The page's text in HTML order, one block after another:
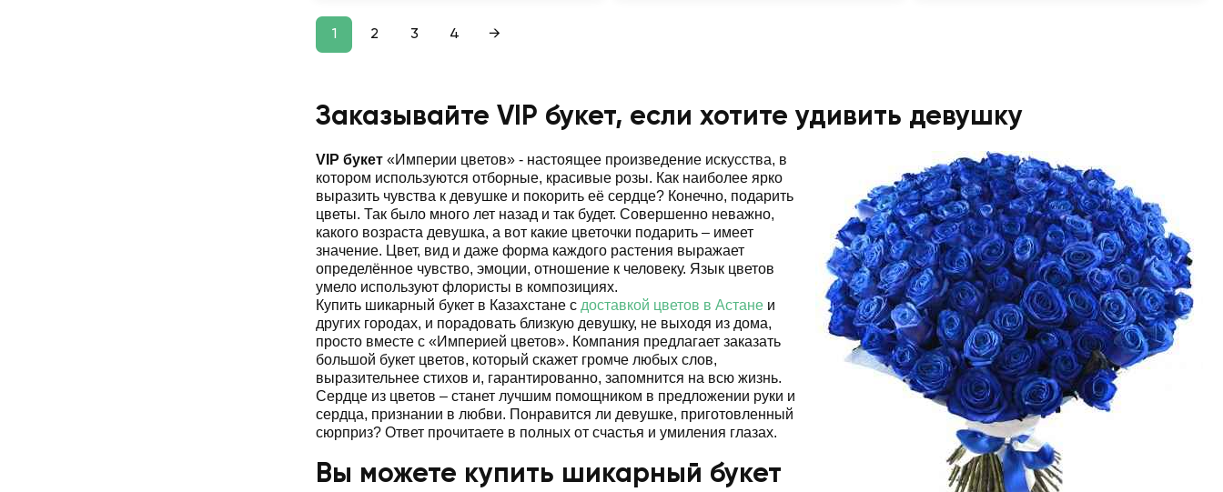
1 2 3 4 →
Заказывайте VIP букет, если хотите удивить девушку
VIP букет «Империи цветов» - настоящее произведение искусства, в
котором используются отборные, красивые розы. Как наиболее ярко
выразить чувства к девушке и покорить её сердце? Конечно, подарить
цветы. Так было много лет назад и так будет. Совершенно неважно,
какого возраста девушка, а вот какие цветочки подарить – имеет
значение. Цвет, вид и даже форма каждого растения выражает
определённое чувство, эмоции, отношение к человеку. Язык цветов
умело используют флористы в композициях.
Купить шикарный букет в Казахстане с доставкой цветов в Астане и
других городах, и порадовать близкую девушку, не выходя из дома,
просто вместе с «Империей цветов». Компания предлагает заказать
большой букет цветов, который скажет громче любых слов,
выразительнее стихов и, гарантированно, запомнится на всю жизнь.
Сердце из цветов – станет лучшим помощником в предложении руки и
сердца, признании в любви. Понравится ли девушке, приготовленный
сюрприз? Ответ прочитаете в полных от счастья и умиления глазах.
Вы можете купить шикарный букет